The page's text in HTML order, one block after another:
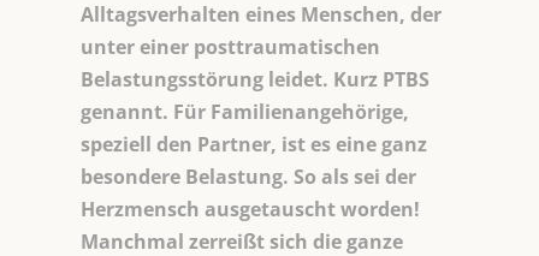
Alltagsverhalten eines Menschen, der
unter einer posttraumatischen
Belastungsstörung leidet. Kurz PTBS
genannt. Für Familienangehörige,
speziell den Partner, ist es eine ganz
besondere Belastung. So als sei der
Herzmensch ausgetauscht worden!
Manchmal zerreißt sich die ganze